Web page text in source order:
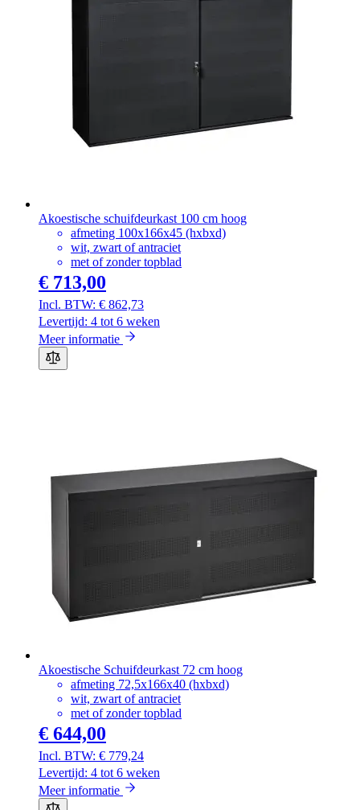
Akoestische schuifdeurkast 100 cm hoog
afmeting 100x166x45 (hxbxd)
wit, zwart of antraciet
met of zonder topblad
€ 862,73
€ 713,00
Levertijd: 4 tot 6 weken
Meer informatie
Akoestische Schuifdeurkast 72 cm hoog
afmeting 72,5x166x40 (hxbxd)
wit, zwart of antraciet
met of zonder topblad
€ 779,24
€ 644,00
Levertijd: 4 tot 6 weken
Meer informatie